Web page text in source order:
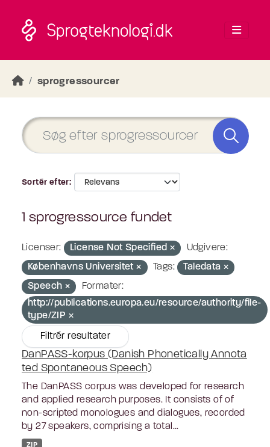
sprogressourcer
Sortér efter
1 sprogressource fundet
Licenser: License Not Specified
Udgivere:
Københavns Universitet
Tags:
Taledata
Speech
Formater:
http://publications.europa.eu/resource/authority/file-
type/ZIP
Filtrér resultater
DanPASS-korpus (Danish Phonetically Annota
ted Spontaneous Speech)
The DanPASS corpus was developed for research
and applied research purposes. It consists of of
non-scripted monologues and dialogues, recorded
by 27 speakers, comprising a total...
ZIP